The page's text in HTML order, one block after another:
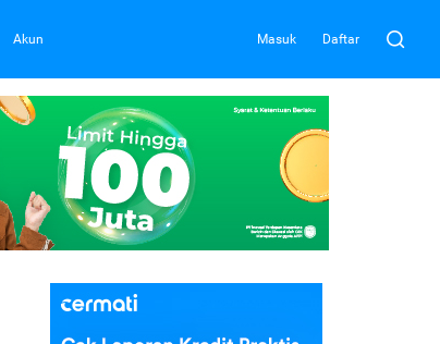
Akun Masuk Daftar